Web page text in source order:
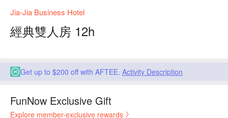
Jia-Jia Business Hotel
經典雙人房 12h
Get up to $200 off with AFTEE. Activity Description
FunNow Exclusive Gift
Explore member-exclusive rewards